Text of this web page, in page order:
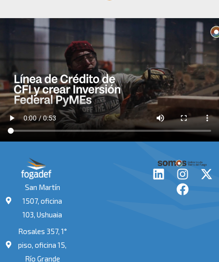
San Martín
1507, oficina
103, Ushuaia
Rosales 357, 1°
piso, oficina 15,
Río Grande
L
I
n
s
X
F
a
c